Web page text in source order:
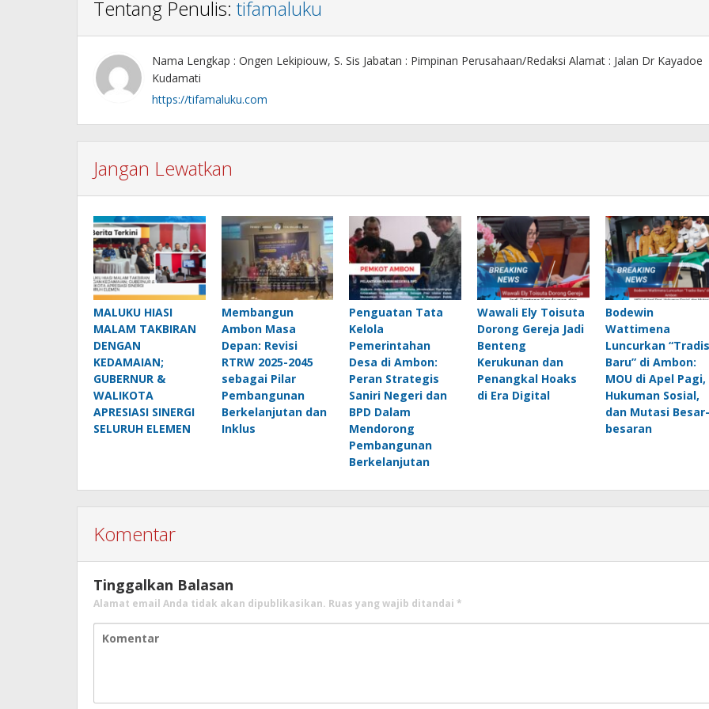
Tentang Penulis: tifamaluku
Nama Lengkap : Ongen Lekipiouw, S. Sis Jabatan : Pimpinan Perusahaan/Redaksi Alamat : Jalan Dr Kayadoe
Kudamati
https://tifamaluku.com
Jangan Lewatkan
MALUKU HIASI
MALAM TAKBIRAN
DENGAN
KEDAMAIAN;
GUBERNUR &
WALIKOTA
APRESIASI SINERGI
SELURUH ELEMEN
Membangun
Ambon Masa
Depan: Revisi
RTRW 2025-2045
sebagai Pilar
Pembangunan
Berkelanjutan dan
Inklus
Penguatan Tata
Kelola
Pemerintahan
Desa di Ambon:
Peran Strategis
Saniri Negeri dan
BPD Dalam
Mendorong
Pembangunan
Berkelanjutan
Wawali Ely Toisuta
Dorong Gereja Jadi
Benteng
Kerukunan dan
Penangkal Hoaks
di Era Digital
Bodewin
Wattimena
Luncurkan
Baru” di Ambon:
MOU di Apel Pagi,
Hukuman Sosial,
dan Mutasi Besar-
besaran
Komentar
Tinggalkan Balasan
Alamat email Anda tidak akan dipublikasikan. Ruas yang wajib ditandai *